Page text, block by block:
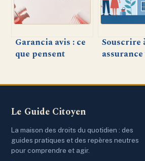
Garancia avis : ce
que pensent
soins et
Souscrire
assurance
pour vous
Le Guide Citoyen
La maison des droits du quotidien : des
guides pratiques et des repères neutres
pour comprendre et agir.